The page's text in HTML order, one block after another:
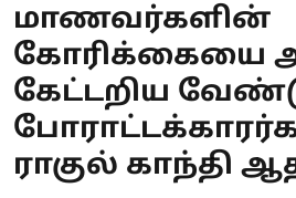
மாணவர்களின்
கோரிக்கையை
கேட்டறிய
ராகுல் காந்தி